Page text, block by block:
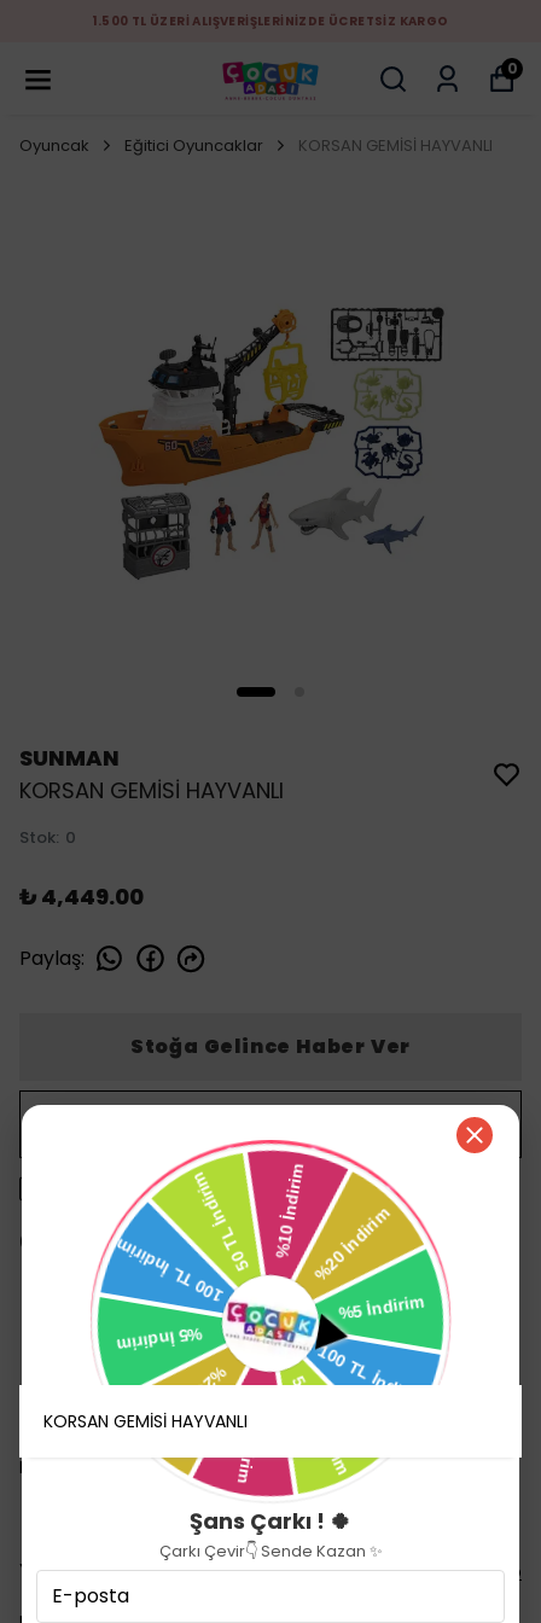
1.500 TL ÜZERİ ALIŞVERİŞLERİNİZDE ÜCRETSİZ KARGO
0
Oyuncak Eğitici Oyuncaklar KORSAN GEMİSİ HAYVANLI
SUNMAN
KORSAN GEMİSİ HAYVANLI
Stok: 0
₺ 4,449.00
Paylaş:
Stoğa Gelince Haber Ver
1500 TL üzeri ücretsiz kargo
14 gün içinde iade değişim
Ürün Açıklaması
KORSAN GEMİSİ HAYVANLI
Devamını Göster
Yorumlar Yorum Yap
Şans Çarkı ! 🍀
Çarkı Çevir👇 Sende Kazan ✨